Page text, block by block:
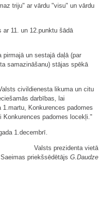
triju" ar vārdu "visu" un vārdu
ar 11. un 12.punktu šādā
un sestajā daļā (par
samazināšanu) stājas spēkā
civildienesta likuma un citu
darbības, lai
Konkurences padomes
padomes locekļi."
1.decembrī.
Valsts prezidenta vietā
Saeimas priekšsēdētājs G.Daudze